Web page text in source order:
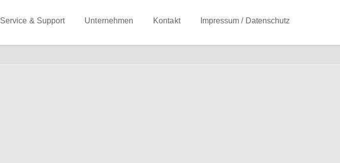
Service & Support Unternehmen Kontakt Impressum / Datenschutz